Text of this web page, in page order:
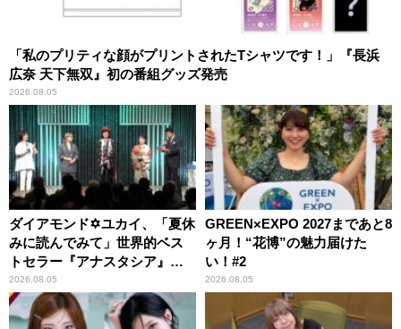
「私のプリティな顔がプリントされたTシャツです！」『長浜
広奈 天下無双』初の番組グッズ発売
2026.08.05
ダイアモンド✡ユカイ、「夏休
みに読んでみて」世界的ベス
トセラー『アナスタシア』を
紹介
2026.08.05
GREEN×EXPO 2027まであと8
ヶ月！“花博”の魅力届けた
い！#2
2026.08.05